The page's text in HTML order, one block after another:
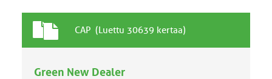
a
A
e
CAP (Luettu 30639 kertaa)
Green New Dealer